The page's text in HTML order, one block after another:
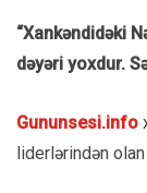
“Xankəndidəki
dəyəri yoxdur.
Gununsesi.info
liderlərindən olan